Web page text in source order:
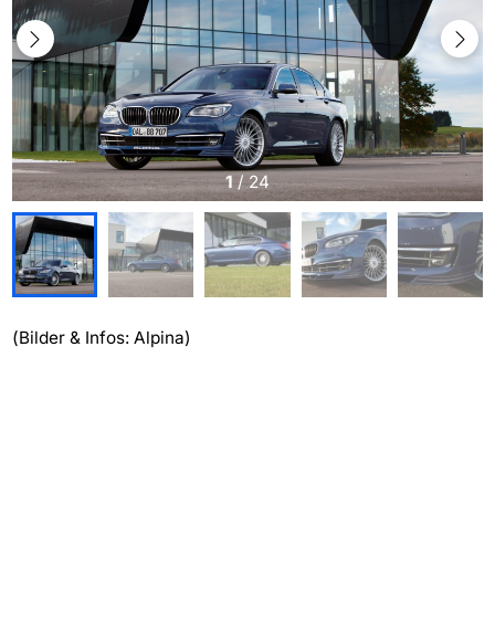
1/24
(Bilder & Infos: Alpina)